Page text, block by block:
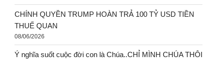
CHÍNH QUYỀN TRUMP HOÀN TRẢ 100 TỶ USD TIỀN
THUẾ QUAN
08/06/2026
Ý nghĩa suốt cuộc đời con là Chúa..CHỈ MÌNH CHÚA THÔI